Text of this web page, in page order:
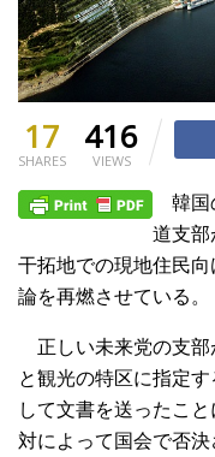
17
SHARES
416
VIEWS
韓国
道支
干拓地での現地住民
論を再燃させている。
正しい未来党の支部
と観光の特区に指定
して文書を送ったこ
対によって国会で否